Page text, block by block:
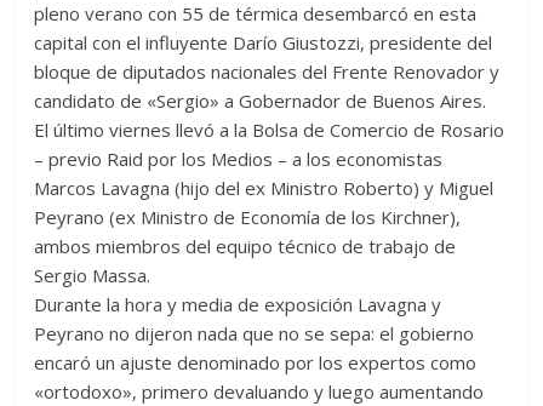
pleno verano con 55 de térmica desembarcó en esta
capital con el influyente Darío Giustozzi, presidente del
bloque de diputados nacionales del Frente Renovador y
candidato de «Sergio» a Gobernador de Buenos Aires.
El último viernes llevó a la Bolsa de Comercio de Rosario
– previo Raid por los Medios – a los economistas
Marcos Lavagna (hijo del ex Ministro Roberto) y Miguel
Peyrano (ex Ministro de Economía de los Kirchner),
ambos miembros del equipo técnico de trabajo de
Sergio Massa.
Durante la hora y media de exposición Lavagna y
Peyrano no dijeron nada que no se sepa: el gobierno
encaró un ajuste denominado por los expertos como
«ortodoxo», primero devaluando y luego aumentando